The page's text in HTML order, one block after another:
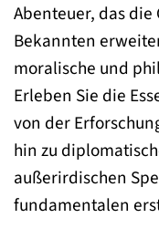
Abenteuer, das
Bekannten
moralische und
Erleben Sie die
von der
hin zu
außerirdischen
fundamentalen